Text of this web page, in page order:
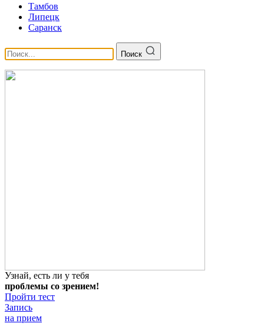
Тамбов
Липецк
Саранск
Поиск
Узнай, есть ли у тебя
проблемы со зрением!
Пройти тест
Запись
на прием